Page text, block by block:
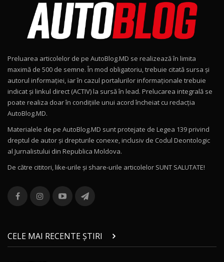
15:08
Noul Geely EX2 / Test Drive AutoBlog.MD
15:22
Mercedes-AMG E 53 HYBRID 4MATIC+ / Test
Drive AutoBlog.MD
16:27
11
Noul Volvo ES90 / Test Drive AutoBlog.MD
12
Noul MG HS / Test Drive AutoBlog.MD
16:48
13
combină aventura cu luxul / AutoBlog.MD
36:08
chinez care face lumea să se întoarcă după el
/ AutoBlog.MD
17:27
Preluarea articolelor de pe AutoBlog.MD se realizează în limita
maximă de 500 de semne. În mod obligatoriu, trebuie citată sursa și
autorul informației, iar în cazul portalurilor informaționale trebuie
indicat și linkul direct (ACTIV) la sursă în lead. Prelucarea integrală se
poate realiza doar în condițiile unui acord încheiat cu redacţia
AutoBlog.MD.
Materialele de pe AutoBlog.MD sunt protejate de Legea 139 privind
dreptul de autor și drepturile conexe, inclusiv de Codul Deontologic
al Jurnalistului din Republica Moldova.
De către cititori, like-urile şi share-urile articolelor SUNT SALUTATE!
CELE MAI RECENTE ȘTIRI